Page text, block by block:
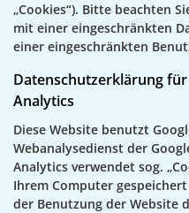
„Cookies“). Bitte beachten
mit einer eingeschränkten
einer eingeschränkten
Datenschutzerklärung
Analytics
Diese Website benutzt
Webanalysedienst der
Analytics verwendet sog.
Ihrem Computer
der Benutzung der Website